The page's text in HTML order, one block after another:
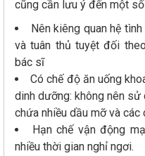
cũng cần lưu ý đến một
Nên kiêng quan hệ
và tuân thủ tuyệt đối
bác sĩ
Có chế độ ăn uống
dinh dưỡng: không nên
chứa nhiều dầu mỡ và các
Hạn chế vận động
nhiều thời gian nghỉ ngơi.